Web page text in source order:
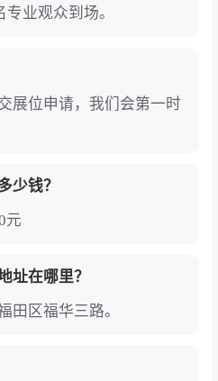
业观众到场。
展位申请，我们会第一时
少钱？
元
址在哪里？
田区福华三路。